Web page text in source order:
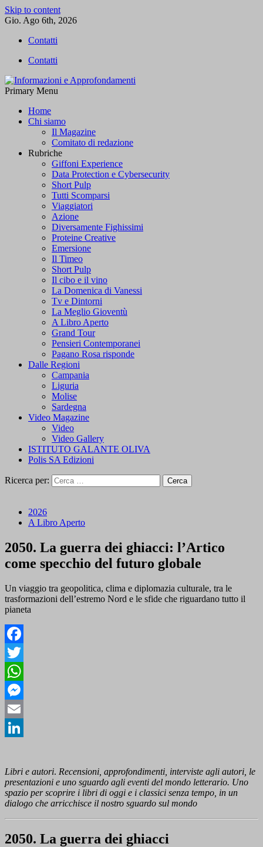
Skip to content
Gio. Ago 6th, 2026
Contatti
Contatti
Primary Menu
Home
Chi siamo
Il Magazine
Comitato di redazione
Rubriche
Giffoni Experience
Data Protection e Cybersecurity
Short Pulp
Tutti Scomparsi
Viaggiatori
Azione
Diversamente Fighissimi
Proteine Creative
Emersione
Il Timeo
Short Pulp
Il cibo e il vino
La Domenica di Vanessi
Tv e Dintorni
La Meglio Gioventù
A Libro Aperto
Grand Tour
Pensieri Contemporanei
Pagano Rosa risponde
Dalle Regioni
Campania
Liguria
Molise
Sardegna
Video Magazine
Video
Video Gallery
ISTITUTO GALANTE OLIVA
Polis SA Edizioni
Ricerca per:
2026
A Libro Aperto
2050. La guerra dei ghiacci: l’Artico
come specchio del futuro globale
Un viaggio tra geopolitica, clima e diplomazia culturale, tra le
trasformazioni dell’estremo Nord e le sfide che riguardano tutto il
pianeta
Facebook
Twitter
WhatsApp
Messenger
Email
Libri e autori. Recensioni, approfondimenti, interviste agli autori, le
presentazioni e uno sguardo agli eventi del mondo letterario. Uno
spazio per scoprire i libri di oggi e i classici senza tempo, in un
dialogo che arricchisce il nostro sguardo sul mondo
2050. La guerra dei ghiacci